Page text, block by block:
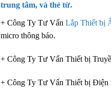
trung tâm, và thẻ từ.
+ Công Ty Tư Vấn Lắp Thiết bị
micro thông báo.
+ Công Ty Tư Vấn Thiết bị
+ Công Ty Tư Vấn Thiết bị Điện